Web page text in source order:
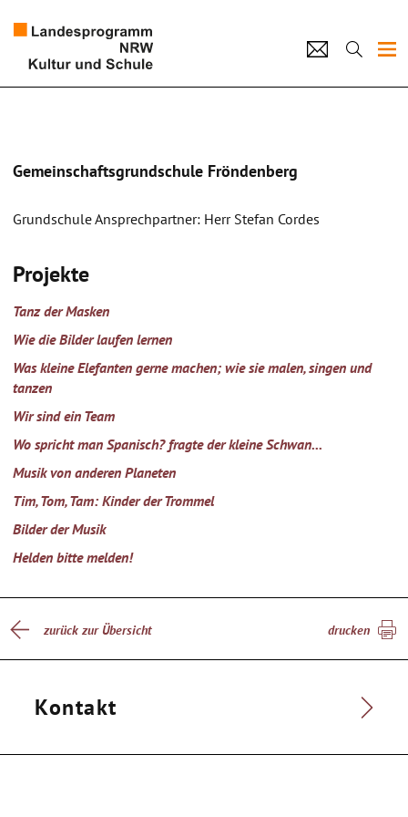
Kultur und Schule
home Impressum
Gemeinschaftsgrundschule Fröndenberg
Grundschule Ansprechpartner: Herr Stefan Cordes
Projekte
Tanz der Masken
Wie die Bilder laufen lernen
Was kleine Elefanten gerne machen; wie sie malen, singen und
tanzen
Wir sind ein Team
Wo spricht man Spanisch? fragte der kleine Schwan...
Musik von anderen Planeten
Tim, Tom, Tam: Kinder der Trommel
Bilder der Musik
Helden bitte melden!
zurück zur Übersicht drucken
Kontakt